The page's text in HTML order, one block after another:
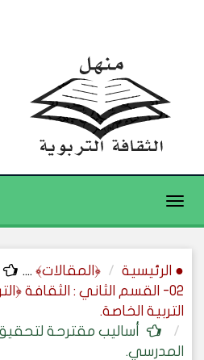
Toggle
● الرئيسية ﴿المقالات﴾ ....
02- القسم الثاني : الثقافة
التربية الخاصة.
أساليب مقترحة
المدرسي.